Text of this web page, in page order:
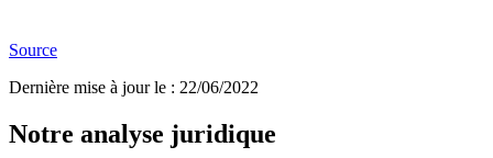
Source
Dernière mise à jour le : 22/06/2022
Notre analyse juridique